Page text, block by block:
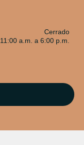
Cerrado
11:00 a.m. a 6:00 p.m.